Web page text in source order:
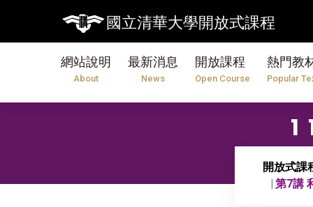
國立清華大學開放式課程
網站說明
About
最新消息
News
開放課程
Open Course
熱門教
Popular
開放式課
第7講